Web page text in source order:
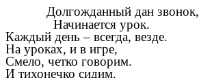
Долгожданный дан звонок,
Начинается урок.
Каждый день – всегда, везде.
На уроках, и в игре,
Смело, четко говорим.
И тихонечко сидим.